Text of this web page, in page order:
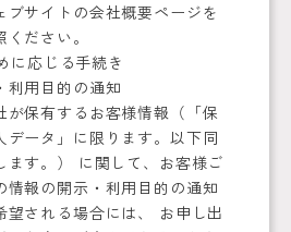
ブサイトの会社概要ページを
ください。
に応じる手続き
利用目的の通知
保有するお客様情報（「保
データ」に限ります。以下同
ます。） に関して、お客様ご
情報の開示・利用目的の通知
望される場合には、 お申し出